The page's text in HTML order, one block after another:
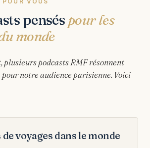
pensés pour les
monde
plusieurs podcasts RMF résonnent
notre audience parisienne. Voici
de voyages dans le monde